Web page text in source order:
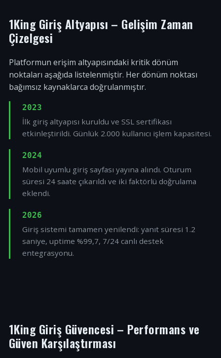
1King Giriş Altyapısı – Gelişim Zaman
Çizelgesi
Platformun erişim altyapısındaki kritik dönüm
noktaları aşağıda listelenmiştir. Her dönüm noktası
bağımsız kaynaklarca doğrulanmıştır.
2023
İlk giriş altyapısı kuruldu ve SSL sertifikası
etkinleştirildi. Günlük 2.000 kullanıcı işlem kapasitesi.
2024
Mobil uyumlu giriş sayfası yayına alındı. Oturum
süresi 24 saate çıkarıldı ve iki faktörlü doğrulama
eklendi.
2026
Giriş sistemi tamamen yenilendi: yanıt süresi 1.2
saniye, uptime %99,7, 7/24 canlı destek
entegrasyonu.
1King Giriş Güvencesi – Performans ve
Güven Karşılaştırması